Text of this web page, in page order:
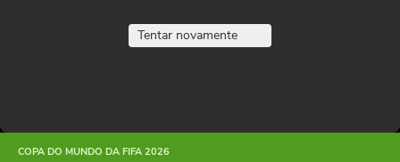
Tentar novamente
COPA DO MUNDO DA FIFA 2026